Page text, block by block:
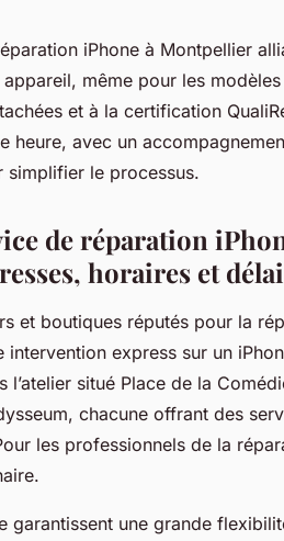
iPhone à Montpellier
même pour les
et à la certification
heure, avec un
le processus.
de réparation
horaires et
et boutiques réputés pour la
intervention express sur un
l’atelier situé Place de la
chacune offrant des
les professionnels de la
garantissent une grande